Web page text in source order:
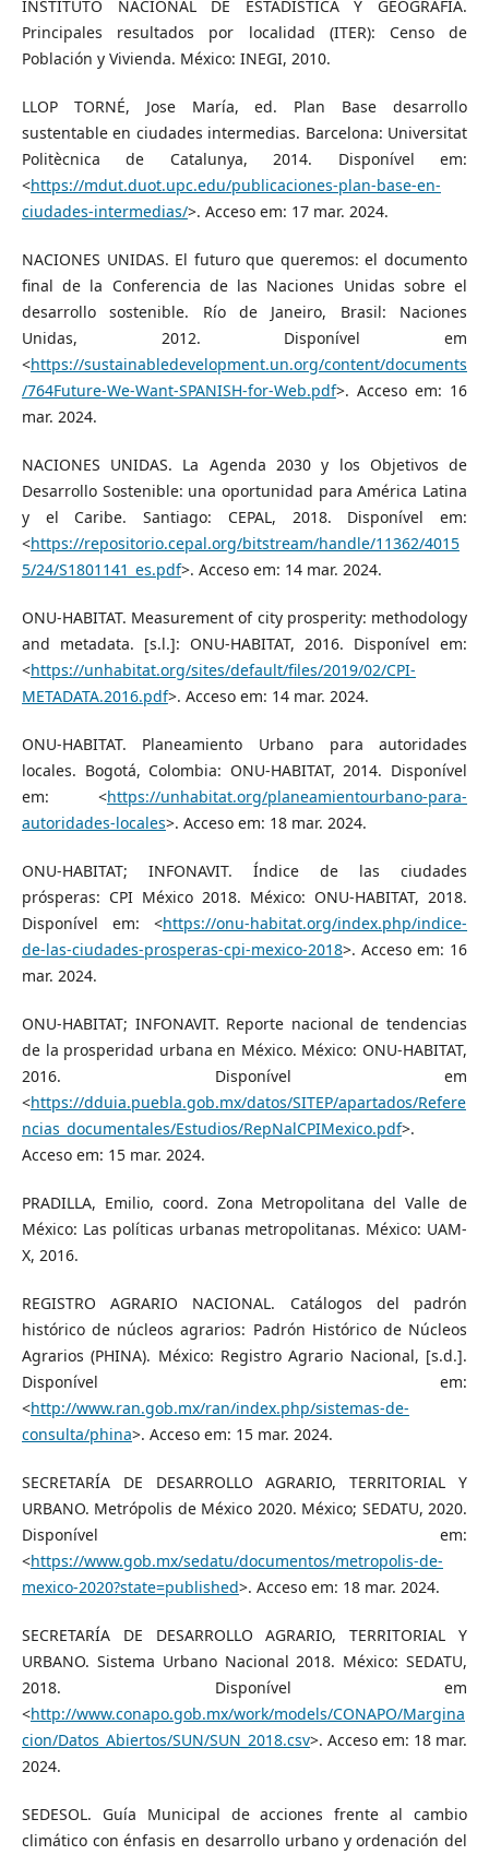
INSTITUTO NACIONAL DE ESTADÍSTICA Y GEOGRAFÍA.
Principales resultados por localidad (ITER): Censo de
Población y Vivienda. México: INEGI, 2010.
LLOP TORNÉ, Jose María, ed. Plan Base desarrollo
sustentable en ciudades intermedias. Barcelona: Universitat
Politècnica de Catalunya, 2014. Disponível em:
<https://mdut.duot.upc.edu/publicaciones-plan-base-en-
ciudades-intermedias/>. Acceso em: 17 mar. 2024.
NACIONES UNIDAS. El futuro que queremos: el documento
final de la Conferencia de las Naciones Unidas sobre el
desarrollo sostenible. Río de Janeiro, Brasil: Naciones
Unidas, 2012. Disponível em
<https://sustainabledevelopment.un.org/content/documents
/764Future-We-Want-SPANISH-for-Web.pdf>. Acceso em: 16
mar. 2024.
NACIONES UNIDAS. La Agenda 2030 y los Objetivos de
Desarrollo Sostenible: una oportunidad para América Latina
y el Caribe. Santiago: CEPAL, 2018. Disponível em:
<https://repositorio.cepal.org/bitstream/handle/11362/4015
5/24/S1801141_es.pdf>. Acceso em: 14 mar. 2024.
ONU-HABITAT. Measurement of city prosperity: methodology
and metadata. [s.l.]: ONU-HABITAT, 2016. Disponível em:
<https://unhabitat.org/sites/default/files/2019/02/CPI-
METADATA.2016.pdf>. Acceso em: 14 mar. 2024.
ONU-HABITAT. Planeamiento Urbano para autoridades
locales. Bogotá, Colombia: ONU-HABITAT, 2014. Disponível
em: <https://unhabitat.org/planeamientourbano-para-
autoridades-locales>. Acceso em: 18 mar. 2024.
ONU-HABITAT; INFONAVIT. Índice de las ciudades
prósperas: CPI México 2018. México: ONU-HABITAT, 2018.
Disponível em: <https://onu-habitat.org/index.php/indice-
de-las-ciudades-prosperas-cpi-mexico-2018>. Acceso em: 16
mar. 2024.
ONU-HABITAT; INFONAVIT. Reporte nacional de tendencias
de la prosperidad urbana en México. México: ONU-HABITAT,
2016. Disponível em
<https://dduia.puebla.gob.mx/datos/SITEP/apartados/Refere
ncias_documentales/Estudios/RepNalCPIMexico.pdf>.
Acceso em: 15 mar. 2024.
PRADILLA, Emilio, coord. Zona Metropolitana del Valle de
México: Las políticas urbanas metropolitanas. México: UAM-
X, 2016.
REGISTRO AGRARIO NACIONAL. Catálogos del padrón
histórico de núcleos agrarios: Padrón Histórico de Núcleos
Agrarios (PHINA). México: Registro Agrario Nacional, [s.d.].
Disponível em:
<http://www.ran.gob.mx/ran/index.php/sistemas-de-
consulta/phina>. Acceso em: 15 mar. 2024.
SECRETARÍA DE DESARROLLO AGRARIO, TERRITORIAL Y
URBANO. Metrópolis de México 2020. México; SEDATU, 2020.
Disponível em:
<https://www.gob.mx/sedatu/documentos/metropolis-de-
mexico-2020?state=published>. Acceso em: 18 mar. 2024.
SECRETARÍA DE DESARROLLO AGRARIO, TERRITORIAL Y
URBANO. Sistema Urbano Nacional 2018. México: SEDATU,
2018. Disponível em
<http://www.conapo.gob.mx/work/models/CONAPO/Margina
cion/Datos_Abiertos/SUN/SUN_2018.csv>. Acceso em: 18 mar.
2024.
SEDESOL. Guía Municipal de acciones frente al cambio
climático con énfasis en desarrollo urbano y ordenación del